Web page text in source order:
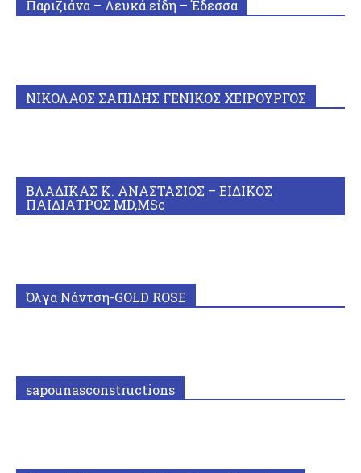
Παριζιάνα – Λευκά είδη – Έδεσσα
ΝΙΚΟΛΑΟΣ ΣΑΠΙΔΗΣ ΓΕΝΙΚΟΣ ΧΕΙΡΟΥΡΓΟΣ
ΒΛΑΔΙΚΑΣ Κ. ΑΝΑΣΤΑΣΙΟΣ – ΕΙΔΙΚΟΣ
ΠΑΙΔΙΑΤΡΟΣ MD,MSc
Όλγα Νάντση-GOLD ROSE
sapounasconstructions